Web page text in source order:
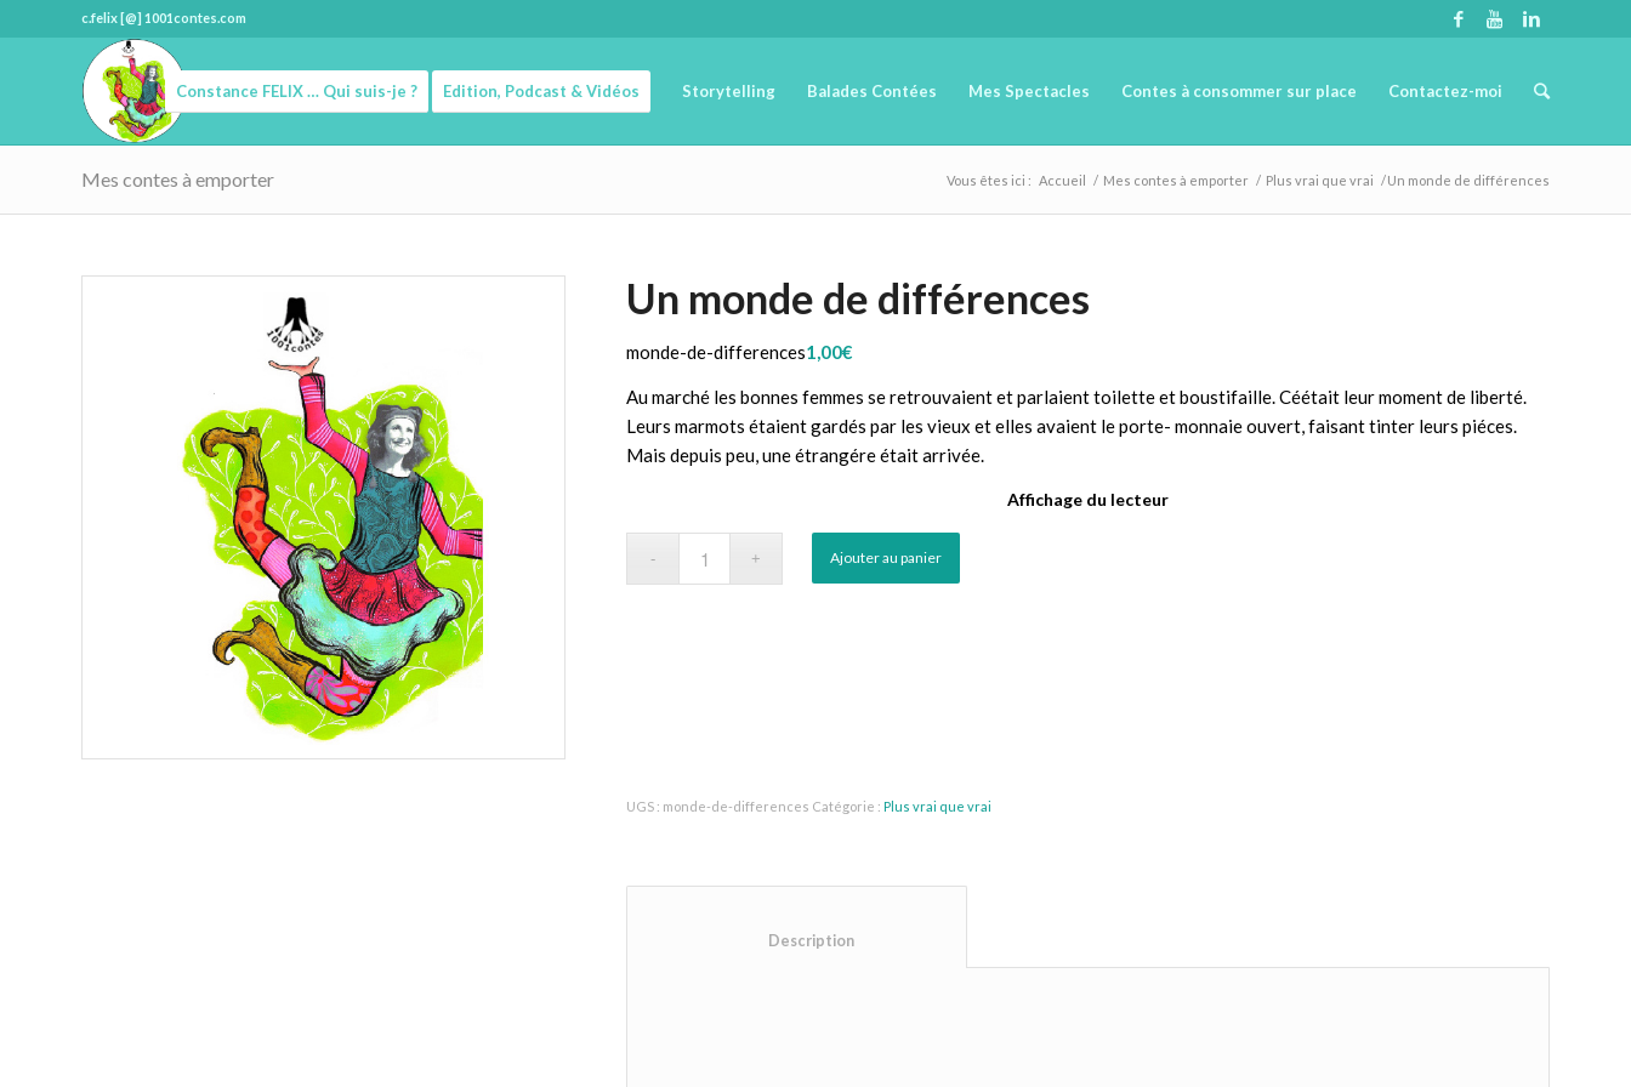
c.felix [@] 1001contes.com
Constance FELIX … Qui suis-je ? Edition, Podcast & Vidéos Storytelling Balades Contées Mes Spectacles Contes à consommer sur place Contactez-moi
Mes contes à emporter Vous êtes ici : Accueil / Mes contes à emporter / Plus vrai que vrai /Un monde de différences
Un monde de différences
monde-de-differences1,00€
Au marché les bonnes femmes se retrouvaient et parlaient toilette et boustifaille. Céétait leur moment de liberté.
Leurs marmots étaient gardés par les vieux et elles avaient le porte- monnaie ouvert, faisant tinter leurs piéces.
Mais depuis peu, une étrangére était arrivée.
Affichage du lecteur
Ajouter au panier
UGS : monde-de-differences Catégorie : Plus vrai que vrai